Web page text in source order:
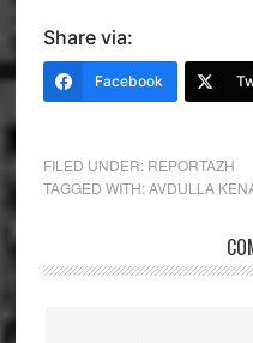
Share via:
Facebook
FILED UNDER: REPORTAZH
TAGGED WITH:AVDULLA